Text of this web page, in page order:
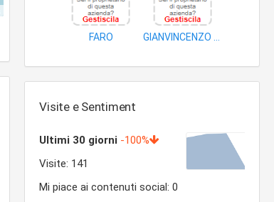
FARO
Visite e Sentiment